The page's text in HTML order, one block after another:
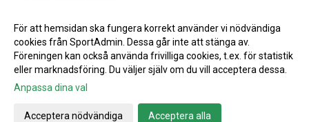
BRONSPARTNERS
INSTAGRAM
Gå till Webbversion
För att hemsidan ska fungera korrekt använder vi nödvändiga
cookies från SportAdmin. Dessa går inte att stänga av.
Föreningen kan också använda frivilliga cookies, t.ex. för statistik
eller marknadsföring. Du väljer själv om du vill acceptera dessa.
Anpassa dina val
Acceptera nödvändiga Acceptera alla